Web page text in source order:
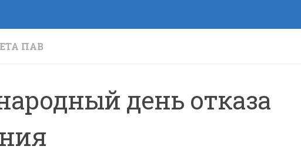
ПАВ
день отказа